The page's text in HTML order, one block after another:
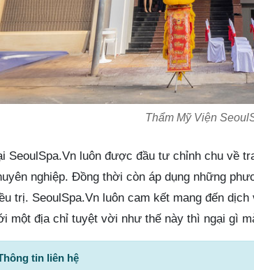
Thẩm Mỹ Viện
SeoulSpa.Vn luôn được đầu tư chỉnh chu về
nghiệp. Đồng thời còn áp dụng những
trị. SeoulSpa.Vn luôn cam kết mang đến
một địa chỉ tuyệt vời như thế này thì ngại gì
tin liên hệ